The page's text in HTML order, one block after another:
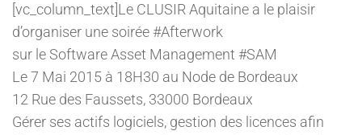
[vc_column_text]Le CLUSIR Aquitaine a le plaisir
d’organiser une soirée #Afterwork
sur le Software Asset Management #SAM
Le 7 Mai 2015 à 18H30 au Node de Bordeaux
12 Rue des Faussets, 33000 Bordeaux
Gérer ses actifs logiciels, gestion des licences afin